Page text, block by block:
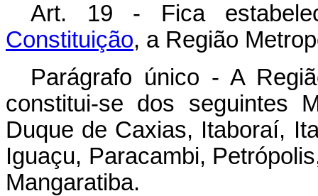
Art. 19 - Fica
Constituição, a Região
Parágrafo único - A
constitui-se dos seguintes
Duque de Caxias, Itaboraí,
Iguaçu, Paracambi,
Mangaratiba.